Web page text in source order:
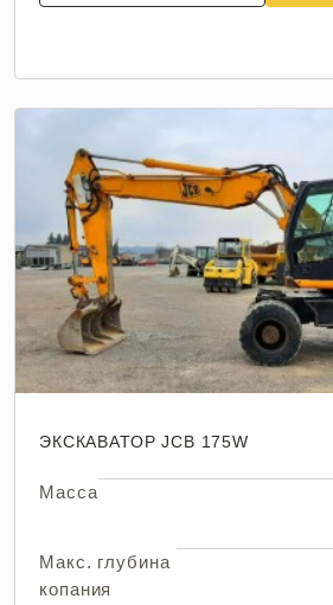
ЭКСКАВАТОР JCB 175W
Масса
Макс. глубина
копания